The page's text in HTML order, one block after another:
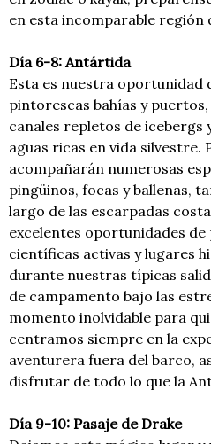
en esta incomparable región
Día 6-8: Antártida
Esta es nuestra oportunidad
pintorescas bahías y
canales repletos de icebergs
aguas ricas en vida silvestre.
acompañarán numerosas
pingüinos, focas y ballenas,
largo de las escarpadas
excelentes oportunidades de
científicas activas y lugares
durante nuestras típicas
de campamento bajo las
momento inolvidable para
centramos siempre en la
aventurera fuera del barco,
disfrutar de todo lo que la
Día 9-10: Pasaje de Drake